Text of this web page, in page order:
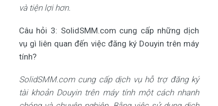
và tiện lợi hơn.
Câu hỏi 3: SolidSMM.com cung cấp những dịch
vụ gì liên quan đến việc đăng ký Douyin trên máy
tính?
SolidSMM.com cung cấp dịch vụ hỗ trợ đăng ký
tài khoản Douyin trên máy tính một cách nhanh